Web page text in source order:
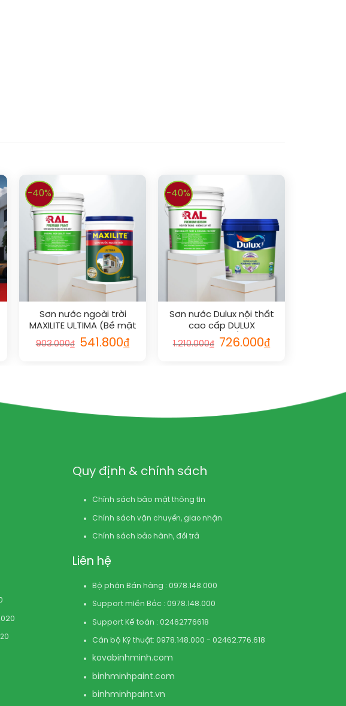
-40%
Sơn nước ngoài trời
MAXILITE ULTIMA (Bề mặt
mờ) vs RAL
903.000₫ 541.800₫
-40%
Sơn nước Dulux nội thất
cao cấp DULUX
EASYCLEAN CHỐNG BÁM
BẨN KHÁNG VIRUS (Bề
1.210.000₫ 726.000₫
Quy định & chính sách
Chính sách bảo mật thông tin
Chính sách vận chuyển, giao nhận
Chính sách bảo hành, đổi trả
Liên hệ
Bộ phận Bán hàng : 0978.148.000
Support miền Bắc : 0978.148.000
Support Kế toán : 02462776618
Cán bộ Kỹ thuật: 0978.148.000 - 02462.776.618
kovabinhminh.com
binhminhpaint.com
binhminhpaint.vn